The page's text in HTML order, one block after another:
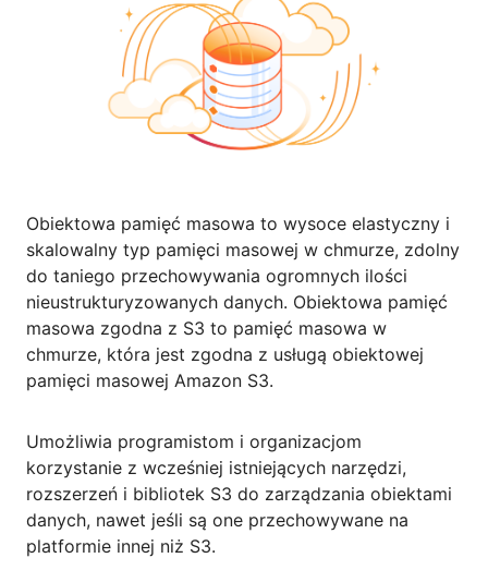
Obiektowa pamięć masowa to wysoce elastyczny i
skalowalny typ pamięci masowej w chmurze, zdolny
do taniego przechowywania ogromnych ilości
nieustrukturyzowanych danych. Obiektowa pamięć
masowa zgodna z S3 to pamięć masowa w
chmurze, która jest zgodna z usługą obiektowej
pamięci masowej Amazon S3.
Umożliwia programistom i organizacjom
korzystanie z wcześniej istniejących narzędzi,
rozszerzeń i bibliotek S3 do zarządzania obiektami
danych, nawet jeśli są one przechowywane na
platformie innej niż S3.